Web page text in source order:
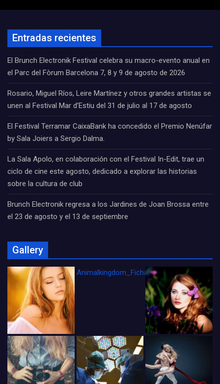
Entradas recientes
El Brunch Electronik Festival celebra su macro-evento anual en
el Parc del Fòrum Barcelona 7, 8 y 9 de agosto de 2026
Rosario, Miguel Ríos, Leire Martínez y otros grandes artistas se
unen al Festival Mar d’Estiu del 31 de julio al 17 de agosto
El Festival Terramar CaixaBank ha concedido el Premio Nenúfar
by Sala Joiers a Sergio Dalma.
La Sala Apolo, en colaboración con el Festival In-Edit, trae un
ciclo de cine este agosto, dedicado a explorar las historias
sobre la cultura de club
Brunch Electronik regresa a los Jardines de Joan Brossa entre
el 23 de agosto y el 13 de septiembre
Gallery
Animalkingdom_FichaCine